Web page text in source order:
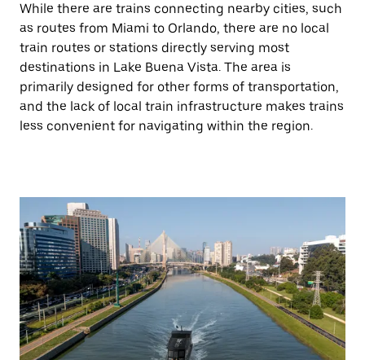
While there are trains connecting nearby cities, such
as routes from Miami to Orlando, there are no local
train routes or stations directly serving most
destinations in Lake Buena Vista. The area is
primarily designed for other forms of transportation,
and the lack of local train infrastructure makes trains
less convenient for navigating within the region.